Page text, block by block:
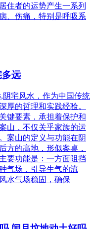
住者的运势产生一系列
、伤痛，特别是呼吸系
多远
阴宅风水，作为中国传统
厚的哲理和实践经验。
键要素，承担着保护和
山，不仅关乎家族的运
案山的定义与功能在阴
方的高地，形似案桌，
要功能是：一方面阻挡
气场，引导生气的流
水气场稳固，确保